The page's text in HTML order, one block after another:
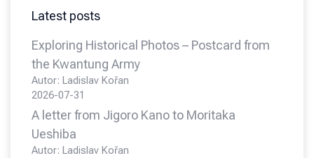
Latest posts
Exploring Historical Photos – Postcard from
the Kwantung Army
Autor: Ladislav Kořan
2026-07-31
A letter from Jigoro Kano to Moritaka
Ueshiba
Autor: Ladislav Kořan